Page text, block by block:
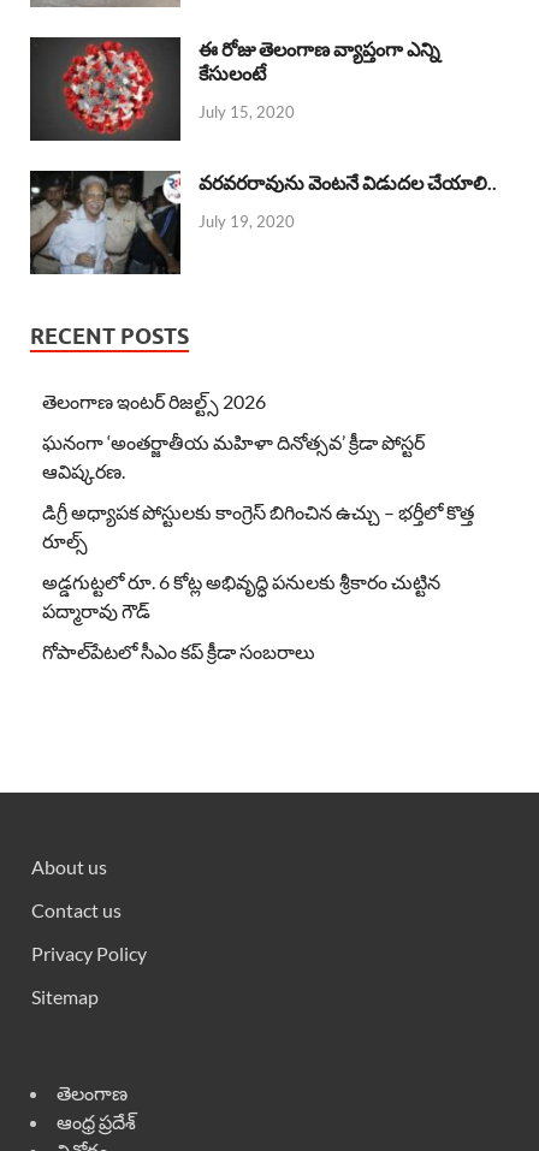
ఈ రోజు తెలంగాణ వ్యాప్తంగా ఎన్ని
కేసులంటే
July 15, 2020
వరవరరావును వెంటనే విడుదల చేయాలి..
July 19, 2020
RECENT POSTS
తెలంగాణ ఇంటర్ రిజల్ట్స్ 2026
ఘనంగా ‘అంతర్జాతీయ మహిళా దినోత్సవ’ క్రీడా పోస్టర్
ఆవిష్కరణ.
డిగ్రీ అధ్యాపక పోస్టులకు కాంగ్రెస్ బిగించిన ఉచ్చు – భర్తీలో కొత్త
రూల్స్
అడ్డగుట్టలో రూ. 6 కోట్ల అభివృద్ధి పనులకు శ్రీకారం చుట్టిన
పద్మారావు గౌడ్
గోపాల్‌పేటలో సీఎం కప్ క్రీడా సంబరాలు
About us
Contact us
Privacy Policy
Sitemap
తెలంగాణ
ఆంధ్ర ప్రదేశ్